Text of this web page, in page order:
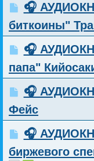
🎧
биткоины"
🎧
папа"
🎧
Фейс
🎧
биржевого